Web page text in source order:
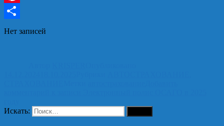
Pinterest
Отправить
Нет записей
Искать: